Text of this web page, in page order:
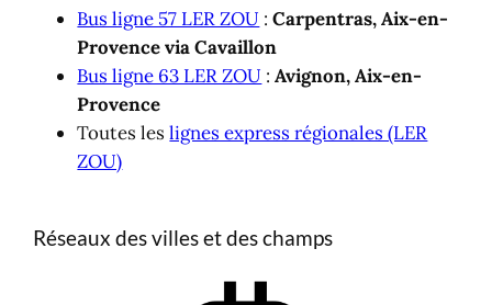
Bus ligne 57 LER ZOU :Carpentras, Aix-en-
Provence via Cavaillon
Bus ligne 63 LER ZOU :Avignon, Aix-en-
Provence
Toutes leslignes express régionales (LER
ZOU)
Réseaux des villes et des champs